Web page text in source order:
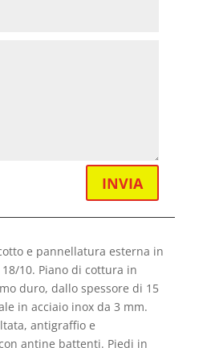
INVIA
e pannellatura esterna in
10. Piano di cottura in
duro, dallo spessore di 15
in acciaio inox da 3 mm.
antigraffio e
antine battenti. Piedi in